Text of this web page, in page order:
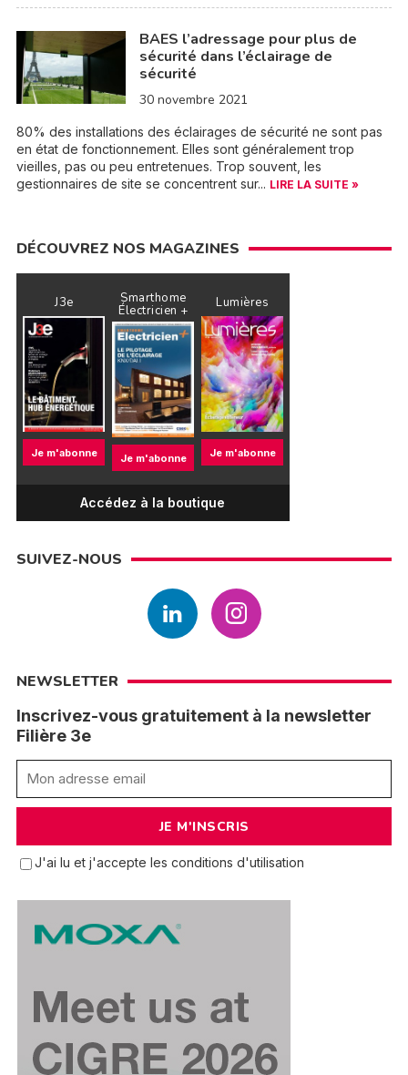
BAES l’adressage pour plus de
sécurité dans l’éclairage de
sécurité
30 novembre 2021
80% des installations des éclairages de sécurité ne sont pas
en état de fonctionnement. Elles sont généralement trop
vieilles, pas ou peu entretenues. Trop souvent, les
gestionnaires de site se concentrent sur... LIRE LA SUITE »
DÉCOUVREZ NOS MAGAZINES
J3e
Je m'abonne
Smarthome
Électricien +
Je m'abonne
Lumières
Je m'abonne
Accédez à la boutique
SUIVEZ-NOUS
NEWSLETTER
Inscrivez-vous gratuitement à la newsletter
Filière 3e
J'ai lu et j'accepte les conditions d'utilisation